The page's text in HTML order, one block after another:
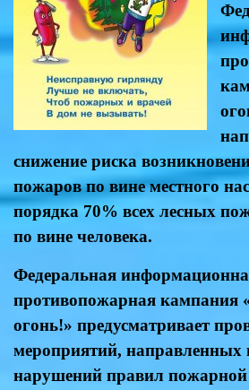
снижение риска
пожаров по вине местного
порядка 70% всех лесных
по вине человека.
Федеральная
противопожарная кампания
огонь!» предусматривает
мероприятий, направленных
нарушений правил пожарной